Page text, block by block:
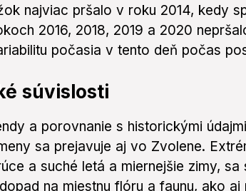
najviac pršalo v roku 2014, kedy
2016, 2018, 2019 a 2020
počasia v tento deň počas
súvislosti
a porovnanie s historickými
sa prejavuje aj vo Zvolene.
a suché letá a miernejšie zimy,
na miestnu flóru a faunu, ako